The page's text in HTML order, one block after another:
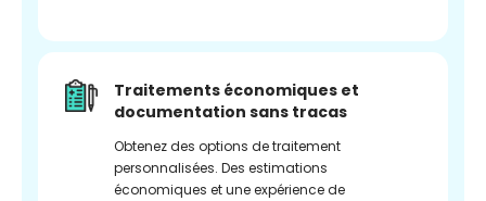
Traitements économiques et
documentation sans tracas
Obtenez des options de traitement
personnalisées. Des estimations
économiques et une expérience de